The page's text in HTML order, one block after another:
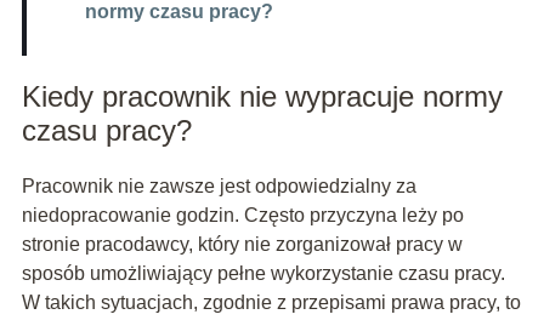
normy czasu pracy?
Kiedy pracownik nie wypracuje normy
czasu pracy?
Pracownik nie zawsze jest odpowiedzialny za
niedopracowanie godzin. Często przyczyna leży po
stronie pracodawcy, który nie zorganizował pracy w
sposób umożliwiający pełne wykorzystanie czasu pracy.
W takich sytuacjach, zgodnie z przepisami prawa pracy, to